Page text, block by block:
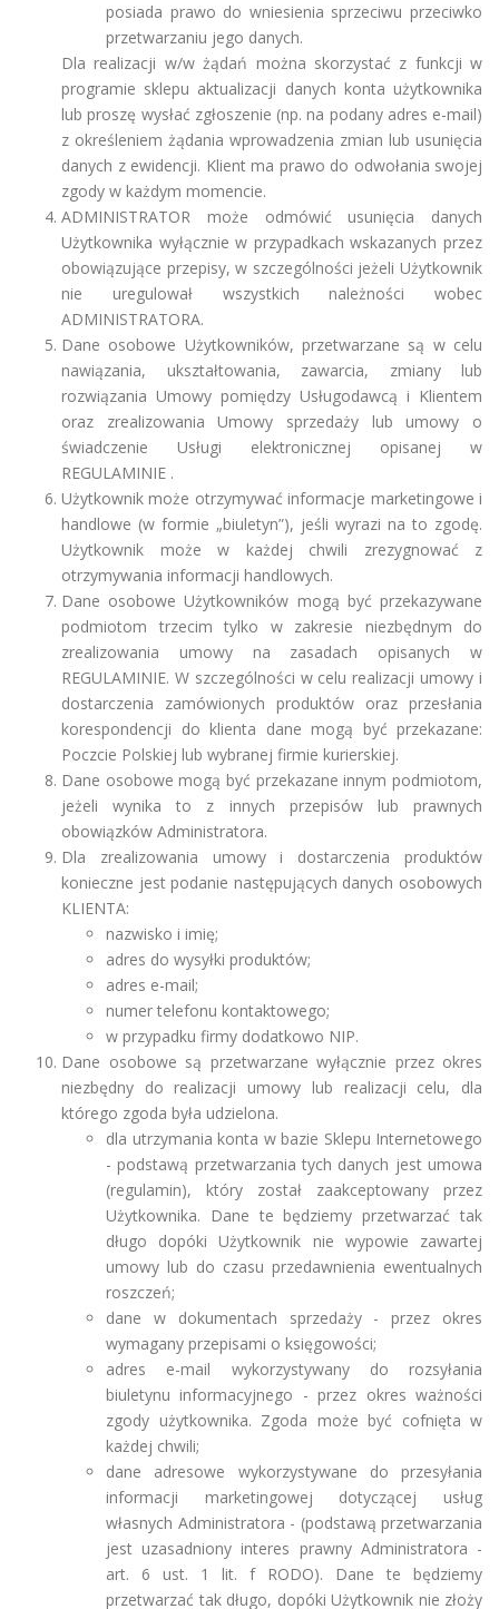
posiada prawo do wniesienia sprzeciwu przeciwko
przetwarzaniu jego danych.
Dla realizacji w/w żądań można skorzystać z funkcji w
programie sklepu aktualizacji danych konta użytkownika
lub proszę wysłać zgłoszenie (np. na podany adres e-mail)
z określeniem żądania wprowadzenia zmian lub usunięcia
danych z ewidencji. Klient ma prawo do odwołania swojej
zgody w każdym momencie.
ADMINISTRATOR może odmówić usunięcia danych
Użytkownika wyłącznie w przypadkach wskazanych przez
obowiązujące przepisy, w szczególności jeżeli Użytkownik
nie uregulował wszystkich należności wobec
ADMINISTRATORA.
Dane osobowe Użytkowników, przetwarzane są w celu
nawiązania, ukształtowania, zawarcia, zmiany lub
rozwiązania Umowy pomiędzy Usługodawcą i Klientem
oraz zrealizowania Umowy sprzedaży lub umowy o
świadczenie Usługi elektronicznej opisanej w
REGULAMINIE .
Użytkownik może otrzymywać informacje marketingowe i
handlowe (w formie „biuletyn”), jeśli wyrazi na to zgodę.
Użytkownik może w każdej chwili zrezygnować z
otrzymywania informacji handlowych.
Dane osobowe Użytkowników mogą być przekazywane
podmiotom trzecim tylko w zakresie niezbędnym do
zrealizowania umowy na zasadach opisanych w
REGULAMINIE. W szczególności w celu realizacji umowy i
dostarczenia zamówionych produktów oraz przesłania
korespondencji do klienta dane mogą być przekazane:
Poczcie Polskiej lub wybranej firmie kurierskiej.
Dane osobowe mogą być przekazane innym podmiotom,
jeżeli wynika to z innych przepisów lub prawnych
obowiązków Administratora.
Dla zrealizowania umowy i dostarczenia produktów
konieczne jest podanie następujących danych osobowych
KLIENTA:
nazwisko i imię;
adres do wysyłki produktów;
adres e-mail;
numer telefonu kontaktowego;
w przypadku firmy dodatkowo NIP.
Dane osobowe są przetwarzane wyłącznie przez okres
niezbędny do realizacji umowy lub realizacji celu, dla
którego zgoda była udzielona.
dla utrzymania konta w bazie Sklepu Internetowego
- podstawą przetwarzania tych danych jest umowa
(regulamin), który został zaakceptowany przez
Użytkownika. Dane te będziemy przetwarzać tak
długo dopóki Użytkownik nie wypowie zawartej
umowy lub do czasu przedawnienia ewentualnych
roszczeń;
dane w dokumentach sprzedaży - przez okres
wymagany przepisami o księgowości;
adres e-mail wykorzystywany do rozsyłania
biuletynu informacyjnego - przez okres ważności
zgody użytkownika. Zgoda może być cofnięta w
każdej chwili;
dane adresowe wykorzystywane do przesyłania
informacji marketingowej dotyczącej usług
własnych Administratora - (podstawą przetwarzania
jest uzasadniony interes prawny Administratora -
art. 6 ust. 1 lit. f RODO). Dane te będziemy
przetwarzać tak długo, dopóki Użytkownik nie złoży